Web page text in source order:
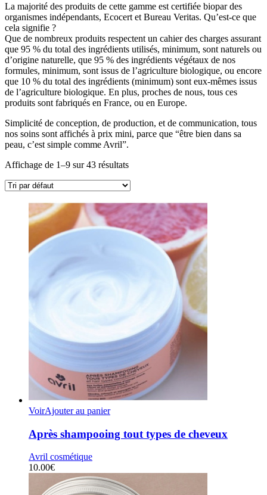
La majorité des produits de cette gamme est certifiée biopar des
organismes indépendants, Ecocert et Bureau Veritas. Qu’est-ce que
cela signifie ?
Que de nombreux produits respectent un cahier des charges assurant
que 95 % du total des ingrédients utilisés, minimum, sont naturels ou
d’origine naturelle, que 95 % des ingrédients végétaux de nos
formules, minimum, sont issus de l’agriculture biologique, ou encore
que 10 % du total des ingrédients (minimum) sont eux-mêmes issus
de l’agriculture biologique. En plus, proches de nous, tous ces
produits sont fabriqués en France, ou en Europe.
Simplicité de conception, de production, et de communication, tous
nos soins sont affichés à prix mini, parce que “être bien dans sa
peau, c’est simple comme Avril”.
Affichage de 1–9 sur 43 résultats
VoirAjouter au panier
Après shampooing tout types de cheveux
Avril cosmétique
10.00€